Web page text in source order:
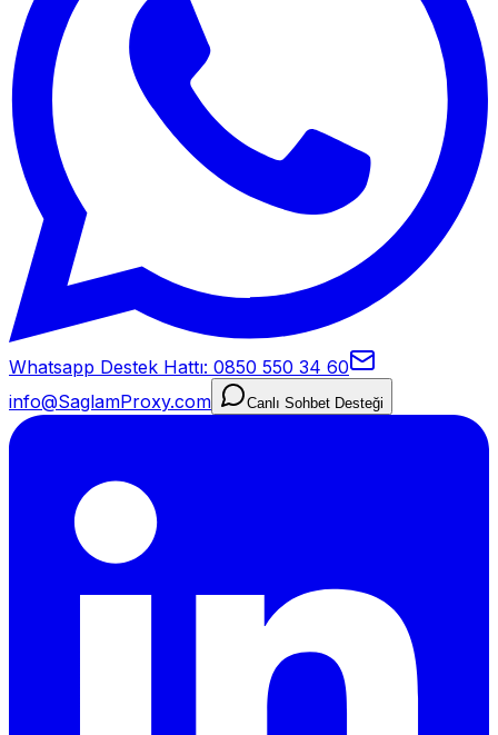
Whatsapp Destek Hattı: 0850 550 34 60
info@SaglamProxy.com
Canlı Sohbet Desteği